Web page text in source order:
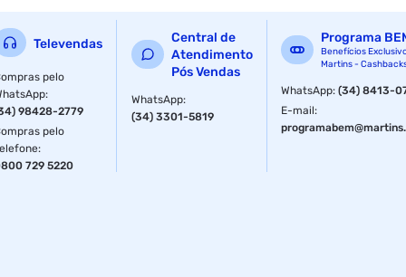
- Bolso Frontal com zíper vertical.
- Alças para mãos e costas.
- Alça lateral estilo maleta.
- Material resistente com zíper duplo Invertido.
Televendas
pelo
:
98428-2779
pelo
:
729 5220
Central de
Atendimento
Pós Vendas
WhatsApp:
(34) 3301-5819
Programa
Benefícios
Martins -
WhatsApp:(34) 8413-
E-mail: